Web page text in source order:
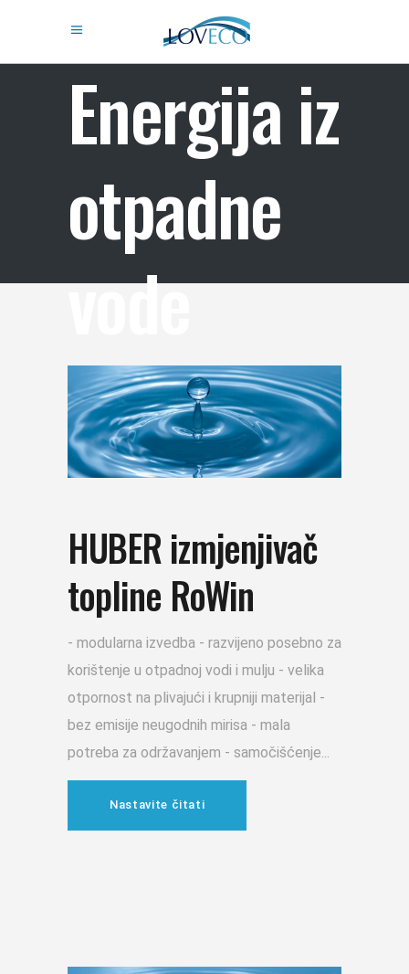
Energija iz
otpadne
vode
HUBER izmjenjivač
topline RoWin
- modularna izvedba - razvijeno posebno za
korištenje u otpadnoj vodi i mulju - velika
otpornost na plivajući i krupniji materijal -
bez emisije neugodnih mirisa - mala
potreba za održavanjem - samočišćenje
Nastavite čitati